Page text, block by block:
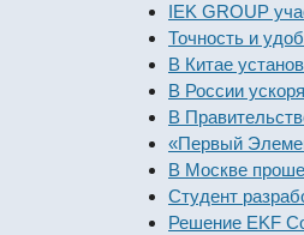
IEK GROUP
Точность и
В Китае
В России ускорят
В Правительстве
«Первый Элемент»
В Москве прошел
Студент
Решение EKF